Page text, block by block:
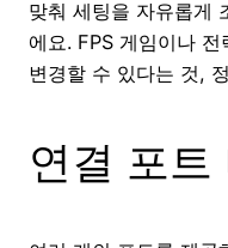
맞춰 세팅을 자유롭게
에요. FPS 게임이나
변경할 수 있다는 것,
연결 포트